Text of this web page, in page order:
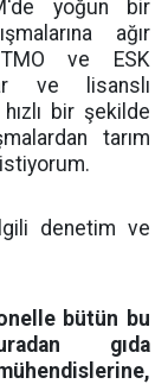
yoğun bir
ağır
ve ESK
ve lisanslı
bir şekilde
tarım
denetim ve
bütün bu
gıda